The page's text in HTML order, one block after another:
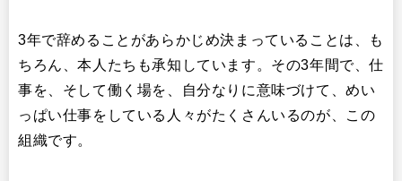
3年で辞めることがあらかじめ決まっていることは、も
ちろん、本人たちも承知しています。その3年間で、仕
事を、そして働く場を、自分なりに意味づけて、めい
っぱい仕事をしている人々がたくさんいるのが、この
組織です。